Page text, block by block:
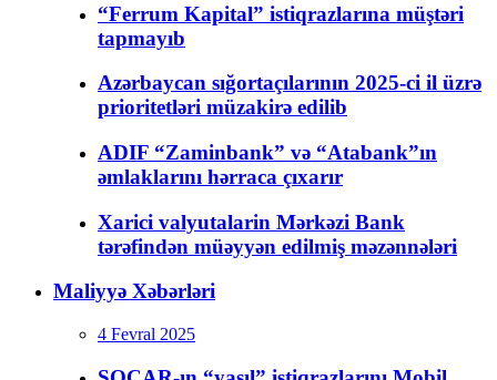
“Ferrum Kapital” istiqrazlarına müştəri
tapmayıb
Azərbaycan sığortaçılarının 2025-ci il üzrə
prioritetləri müzakirə edilib
ADIF “Zaminbank” və “Atabank”ın
əmlaklarını hərraca çıxarır
Xarici valyutalarin Mərkəzi Bank
tərəfindən müəyyən edilmiş məzənnələri
Maliyyə Xəbərləri
4 Fevral 2025